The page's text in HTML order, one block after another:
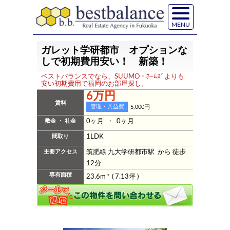
MENU
ガレット学研都市 オプションな
しで初期費用安い！ 新築！
ベストバランスでなら、SUUMO・ﾎｰﾑｽﾞよりも
安い初期費用で福岡のお部屋探し。
賃料
6万円
管理・共益費 5,000円
敷金 ・ 礼金 0ヶ月 ・ 0ヶ月
間取り 1LDK
主要アクセス
筑肥線 九大学研都市駅 から 徒歩
12分
専有面積 23.6m2 ( 7.13坪 )